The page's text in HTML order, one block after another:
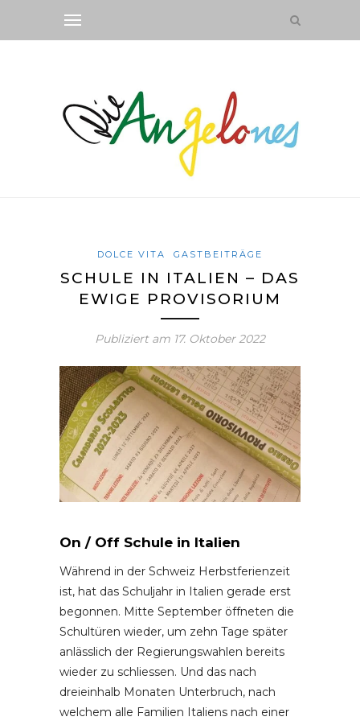
DOLCE VITA GASTBEITRÄGE
SCHULE IN ITALIEN – DAS
EWIGE PROVISORIUM
Publiziert am 17. Oktober 2022
On / Off Schule in Italien
Während in der Schweiz Herbstferienzeit
ist, hat das Schuljahr in Italien gerade erst
begonnen. Mitte September öffneten die
Schultüren wieder, um zehn Tage später
anlässlich der Regierungswahlen bereits
wieder zu schliessen. Und das nach
dreieinhalb Monaten Unterbruch, nach
welchem alle Familien Italiens nach einer